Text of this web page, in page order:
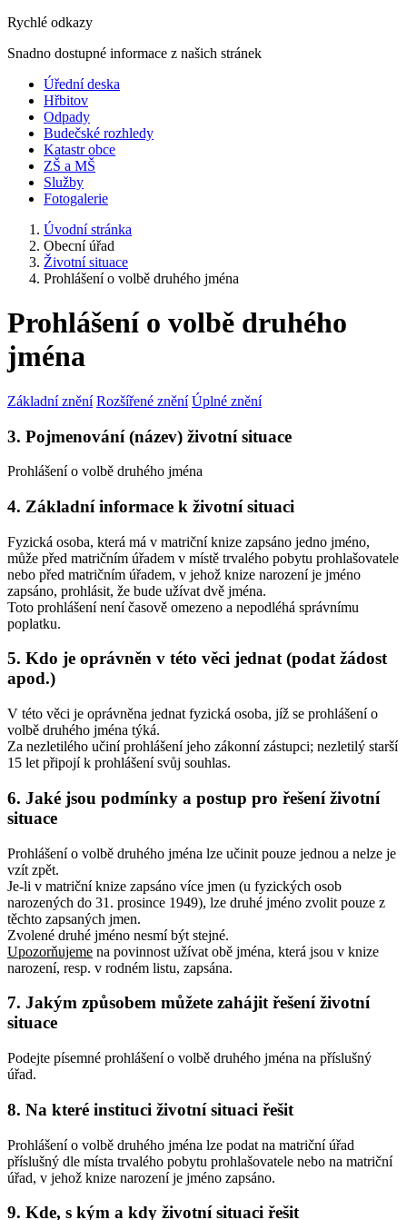
Rychlé odkazy
Snadno dostupné informace z našich stránek
Úřední deska
Hřbitov
Odpady
Budečské rozhledy
Katastr obce
ZŠ a MŠ
Služby
Fotogalerie
Úvodní stránka
Obecní úřad
Životní situace
Prohlášení o volbě druhého jména
Prohlášení o volbě druhého
jména
Základní znění Rozšířené znění Úplné znění
3. Pojmenování (název) životní situace
Prohlášení o volbě druhého jména
4. Základní informace k životní situaci
Fyzická osoba, která má v matriční knize zapsáno jedno jméno,
může před matričním úřadem v místě trvalého pobytu prohlašovatele
nebo před matričním úřadem, v jehož knize narození je jméno
zapsáno, prohlásit, že bude užívat dvě jména.
Toto prohlášení není časově omezeno a nepodléhá správnímu
poplatku.
5. Kdo je oprávněn v této věci jednat (podat žádost
apod.)
V této věci je oprávněna jednat fyzická osoba, jíž se prohlášení o
volbě druhého jména týká.
Za nezletilého učiní prohlášení jeho zákonní zástupci; nezletilý starší
15 let připojí k prohlášení svůj souhlas.
6. Jaké jsou podmínky a postup pro řešení životní
situace
Prohlášení o volbě druhého jména lze učinit pouze jednou a nelze je
vzít zpět.
Je-li v matriční knize zapsáno více jmen (u fyzických osob
narozených do 31. prosince 1949), lze druhé jméno zvolit pouze z
těchto zapsaných jmen.
Zvolené druhé jméno nesmí být stejné.
Upozorňujeme na povinnost užívat obě jména, která jsou v knize
narození, resp. v rodném listu, zapsána.
7. Jakým způsobem můžete zahájit řešení životní
situace
Podejte písemné prohlášení o volbě druhého jména na příslušný
úřad.
8. Na které instituci životní situaci řešit
Prohlášení o volbě druhého jména lze podat na matriční úřad
příslušný dle místa trvalého pobytu prohlašovatele nebo na matriční
úřad, v jehož knize narození je jméno zapsáno.
9. Kde, s kým a kdy životní situaci řešit